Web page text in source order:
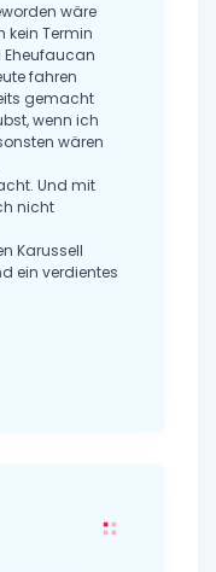
wäre
kein Termin
Eheufaucan
fahren
gemacht
wenn ich
wären
Und mit
nicht
Karussell
ein verdientes